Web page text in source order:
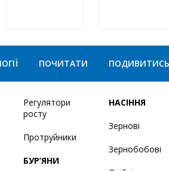
ПОЧИТАТИ ПОДИВИТИСЬ
Регулятори
росту
Протруйники
БУР’ЯНИ
НАСІННЯ
Зернові
Зернобобові